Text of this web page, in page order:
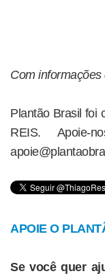
Com
Plantão Brasil foi
REIS. Apoie-
APOIE O
Se você quer